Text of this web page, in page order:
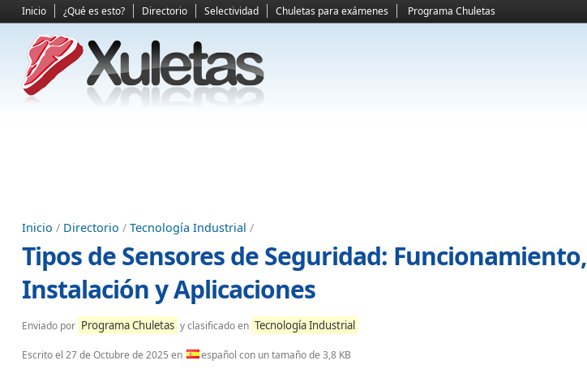
Inicio ¿Qué es esto? Directorio Selectividad Chuletas para exámenes Programa Chuletas
Inicio / Directorio / Tecnología Industrial /
Tipos de Sensores de Seguridad: Funcionamiento,
Instalación y Aplicaciones
Enviado por Programa Chuletas y clasificado en Tecnología Industrial
Escrito el 27 de Octubre de 2025 en español con un tamaño de 3,8 KB